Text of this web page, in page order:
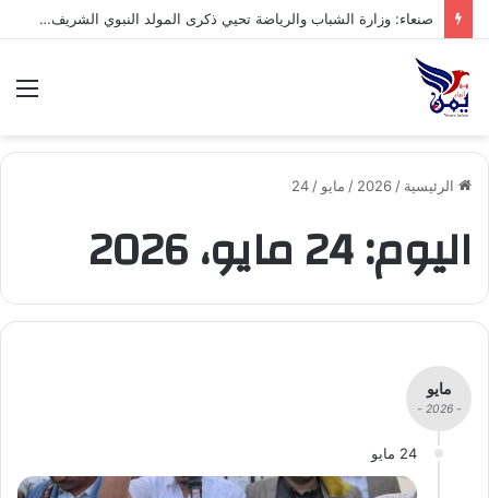
صنعاء: وزارة الشباب والرياضة تحيي ذكرى المولد النبوي الشريف بفعالية ثقافية وخطابية
الرئيسية /
2026
/ مايو /
24
اليوم:24 مايو، 2026
مايو
- 2026 -
24 مايو